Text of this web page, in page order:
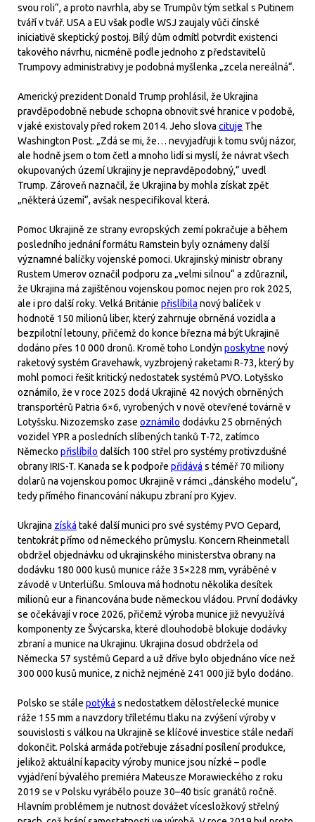
svou roli“, a proto navrhla, aby se Trumpův tým setkal s Putinem
tváří v tvář. USA a EU však podle WSJ zaujaly vůči čínské
iniciativě skeptický postoj. Bílý dům odmítl potvrdit existenci
takového návrhu, nicméně podle jednoho z představitelů
Trumpovy administrativy je podobná myšlenka „zcela nereálná“.
Americký prezident Donald Trump prohlásil, že Ukrajina
pravděpodobně nebude schopna obnovit své hranice v podobě,
v jaké existovaly před rokem 2014. Jeho slova cituje The
Washington Post. „Zdá se mi, že… nevyjadřuji k tomu svůj názor,
ale hodně jsem o tom četl a mnoho lidí si myslí, že návrat všech
okupovaných území Ukrajiny je nepravděpodobný,“ uvedl
Trump. Zároveň naznačil, že Ukrajina by mohla získat zpět
„některá území“, avšak nespecifikoval která.
Pomoc Ukrajině ze strany evropských zemí pokračuje a během
posledního jednání formátu Ramstein byly oznámeny další
významné balíčky vojenské pomoci. Ukrajinský ministr obrany
Rustem Umerov označil podporu za „velmi silnou“ a zdůraznil,
že Ukrajina má zajištěnou vojenskou pomoc nejen pro rok 2025,
ale i pro další roky. Velká Británie přislíbila nový balíček v
hodnotě 150 milionů liber, který zahrnuje obrněná vozidla a
bezpilotní letouny, přičemž do konce března má být Ukrajině
dodáno přes 10 000 dronů. Kromě toho Londýn poskytne nový
raketový systém Gravehawk, vyzbrojený raketami R-73, který by
mohl pomoci řešit kritický nedostatek systémů PVO. Lotyšsko
oznámilo, že v roce 2025 dodá Ukrajině 42 nových obrněných
transportérů Patria 6×6, vyrobených v nově otevřené továrně v
Lotyšsku. Nizozemsko zase oznámilo dodávku 25 obrněných
vozidel YPR a posledních slíbených tanků T-72, zatímco
Německo přislíbilo dalších 100 střel pro systémy protivzdušné
obrany IRIS-T. Kanada se k podpoře přidává s téměř 70 miliony
dolarů na vojenskou pomoc Ukrajině v rámci „dánského modelu“,
tedy přímého financování nákupu zbraní pro Kyjev.
Ukrajina získá také další munici pro své systémy PVO Gepard,
tentokrát přímo od německého průmyslu. Koncern Rheinmetall
obdržel objednávku od ukrajinského ministerstva obrany na
dodávku 180 000 kusů munice ráže 35×228 mm, vyráběné v
závodě v Unterlüßu. Smlouva má hodnotu několika desítek
milionů eur a financována bude německou vládou. První dodávky
se očekávají v roce 2026, přičemž výroba munice již nevyužívá
komponenty ze Švýcarska, které dlouhodobě blokuje dodávky
zbraní a munice na Ukrajinu. Ukrajina dosud obdržela od
Německa 57 systémů Gepard a už dříve bylo objednáno více než
300 000 kusů munice, z nichž nejméně 241 000 již bylo dodáno.
Polsko se stále potýká s nedostatkem dělostřelecké munice
ráže 155 mm a navzdory tříletému tlaku na zvýšení výroby v
souvislosti s válkou na Ukrajině se klíčové investice stále nedaří
dokončit. Polská armáda potřebuje zásadní posílení produkce,
jelikož aktuální kapacity výroby munice jsou nízké – podle
vyjádření bývalého premiéra Mateusze Morawieckého z roku
2019 se v Polsku vyrábělo pouze 30–40 tisíc granátů ročně.
Hlavním problémem je nutnost dovážet vícesložkový střelný